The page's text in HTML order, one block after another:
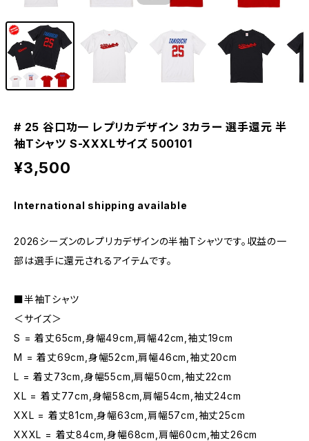
# 25 谷口功一 レプリカデザイン 3カラー 選手還元 半
袖Tシャツ S-XXXLサイズ 500101
¥3,500
International shipping available
2026シーズンのレプリカデザインの半袖Tシャツです。収益の一
部は選手に還元されるアイテムです。
■半袖Tシャツ
＜サイズ＞
S = 着丈65cm,身幅49cm,肩幅42cm,袖丈19cm
M = 着丈69cm,身幅52cm,肩幅46cm,袖丈20cm
L = 着丈73cm,身幅55cm,肩幅50cm,袖丈22cm
XL = 着丈77cm,身幅58cm,肩幅54cm,袖丈24cm
XXL = 着丈81cm,身幅63cm,肩幅57cm,袖丈25cm
XXXL = 着丈84cm,身幅68cm,肩幅60cm,袖丈26cm